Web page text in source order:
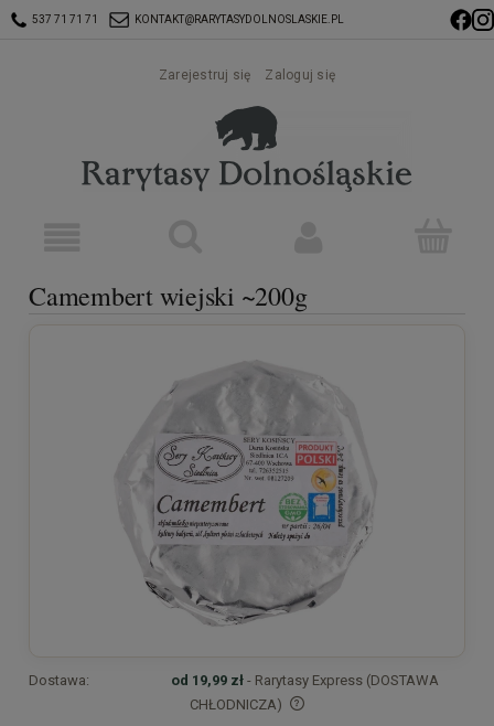
537 71 71 71 KONTAKT@RARYTASYDOLNOSLASKIE.PL
Zarejestruj się Zaloguj się
Camembert wiejski ~200g
Dostawa: od 19,99 zł - Rarytasy Express (DOSTAWA
CHŁODNICZA)